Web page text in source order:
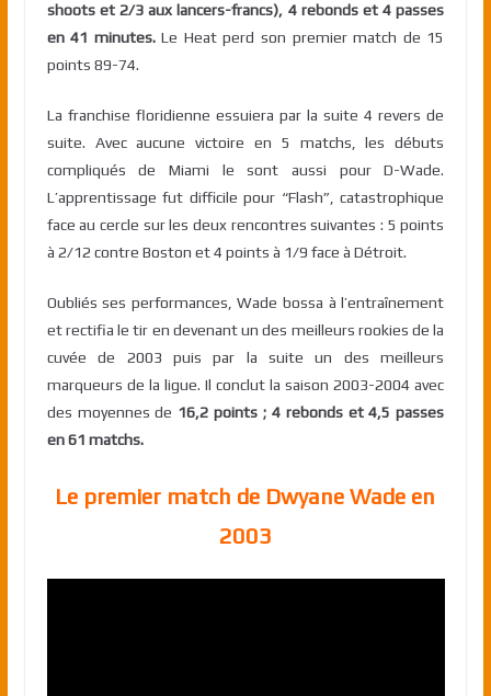
shoots et 2/3 aux lancers-francs), 4 rebonds et 4 passes
en 41 minutes.Le Heat perd son premier match de 15
points 89-74.
La franchise floridienne essuiera par la suite 4 revers de
suite. Avec aucune victoire en 5 matchs, les débuts
compliqués de Miami le sont aussi pour D-Wade.
L’apprentissage fut difficile pour “Flash”, catastrophique
face au cercle sur les deux rencontres suivantes : 5 points
à 2/12 contre Boston et 4 points à 1/9 face à Détroit.
Oubliés ses performances, Wade bossa à l’entraînement
et rectifia le tir en devenant un des meilleurs rookies de la
cuvée de 2003 puis par la suite un des meilleurs
marqueurs de la ligue. Il conclut la saison 2003-2004 avec
des moyennes de 16,2 points ; 4 rebonds et 4,5 passes
en 61 matchs.
Le premier match de Dwyane Wade en
2003